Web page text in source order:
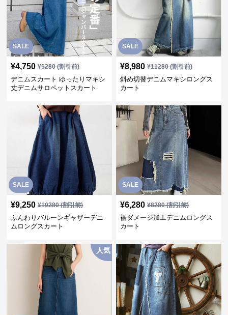
SALE
¥4,750 ¥5280(割引前)
デニムスカート ゆったりマキシ
丈デニムサロペットスカート
SALE
¥8,980 ¥11280(割引前)
斜め切替デニムマキシロングス
カート
SALE
¥9,250 ¥10280(割引前)
ふんわりバルーンギャザーデニ
ムロングスカート
SALE
¥6,280 ¥8280(割引前)
裾ダメージ加工デニムロングス
カート
人気